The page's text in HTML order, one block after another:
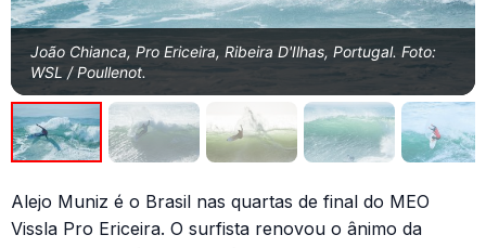
João Chianca, Pro Ericeira, Ribeira D'Ilhas, Portugal. Foto:
WSL / Poullenot.
Alejo Muniz é o Brasil nas quartas de final do MEO
Vissla Pro Ericeira. O surfista renovou o ânimo da